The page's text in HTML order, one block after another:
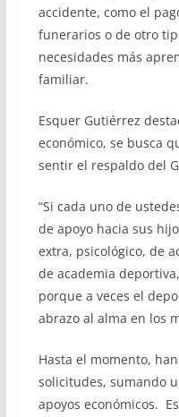
accidente, como el
funerarios o de otro
necesidades más
familiar.
Esquer Gutiérrez
económico, se busca
sentir el respaldo del
“Si cada uno de
de apoyo hacia sus
extra, psicológico, de
de academia
porque a veces el
abrazo al alma en los
Hasta el momento,
solicitudes, sumando
apoyos económicos.